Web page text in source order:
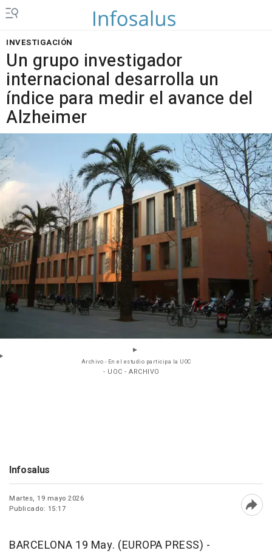
INVESTIGACIÓN
Un grupo investigador
internacional desarrolla un
índice para medir el avance del
Alzheimer
Archivo - En el estudio participa la UOC
- UOC - ARCHIVO
Infosalus
Martes, 19 mayo 2026
Publicado: 15:17
BARCELONA 19 May. (EUROPA PRESS) -